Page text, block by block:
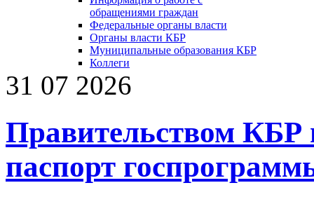
обращениями граждан
Федеральные органы власти
Органы власти КБР
Муниципальные образования КБР
Коллеги
31 07 2026
Правительством КБР
паспорт